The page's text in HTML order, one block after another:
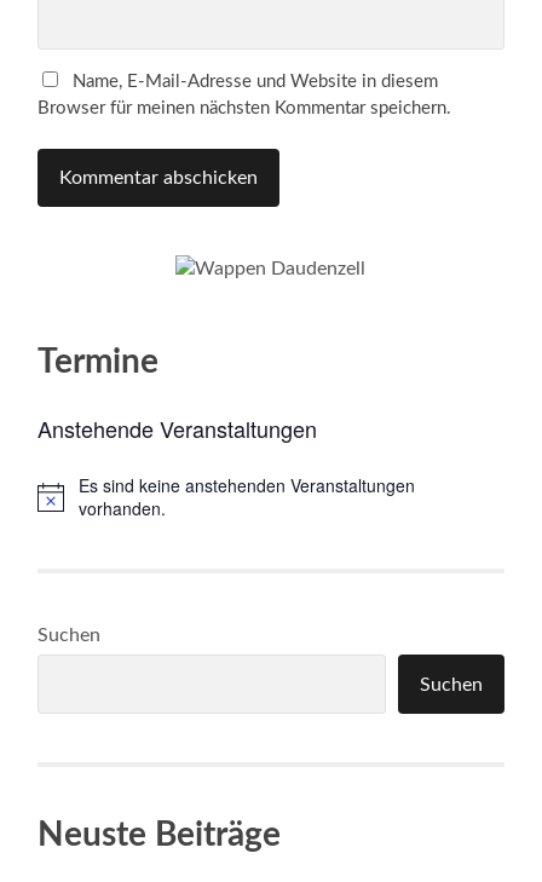
Name, E-Mail-Adresse und Website in diesem
Browser für meinen nächsten Kommentar speichern.
Termine
Anstehende Veranstaltungen
Hinweis
Es sind keine anstehenden Veranstaltungen
vorhanden.
Suchen
Suchen
Neuste Beiträge